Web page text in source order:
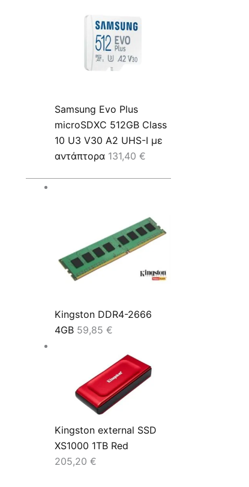
Samsung Evo Plus
microSDXC 512GB Class
10 U3 V30 A2 UHS-I με
αντάπτορα 131,40 €
Kingston DDR4-2666
4GB 59,85 €
Kingston external SSD
XS1000 1TB Red
205,20 €